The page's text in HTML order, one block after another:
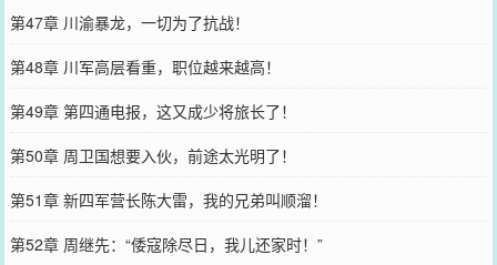
第47章 川渝暴龙，一切为了抗战！
第48章 川军高层看重，职位越来越高！
第49章 第四通电报，这又成少将旅长了！
第50章 周卫国想要入伙，前途太光明了！
第51章 新四军营长陈大雷，我的兄弟叫顺溜！
第52章 周继先：“倭寇除尽日，我儿还家时！”